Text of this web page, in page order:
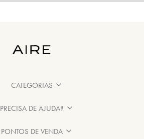
CATEGORIAS
PRECISA DE AJUDA?
PONTOS DE VENDA